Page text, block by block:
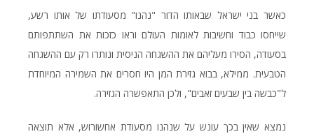
כאשר בני ישראל שבאותו הדור "נהנו" מסעודתו של אותו רשע,
שייחסו כבוד וחשיבות לאומות העולם וראו כזכות את השתתפותם
בסעודה, הסירו מעליהם את ההשגחה הניסית ונותרו רק עם ההשגחה
הטבעית. ממילא, בבוא גזירת המן היו חסרים את השמירה המיוחדת
ל"כבשה בין שבעים זאבים", ולכן התאפשרה הגזירה.
נמצא שאין בכך עונש על שנהנו מסעודת אחשורוש, אלא תוצאה